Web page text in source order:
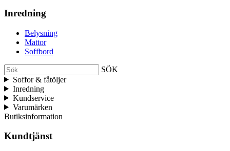
Inredning
Belysning
Mattor
Soffbord
SÖK
Soffor & fåtöljer
Inredning
Kundservice
Varumärken
Butiksinformation
Kundtjänst